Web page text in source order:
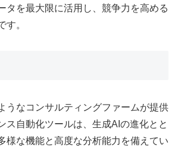
タを最大限に活用し、競争力を高める
す。
うなコンサルティングファームが提供
ス自動化ツールは、生成AIの進化とと
様な機能と高度な分析能力を備えてい